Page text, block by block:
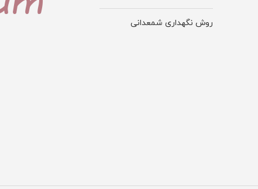
روش نگهداری شمعدانی